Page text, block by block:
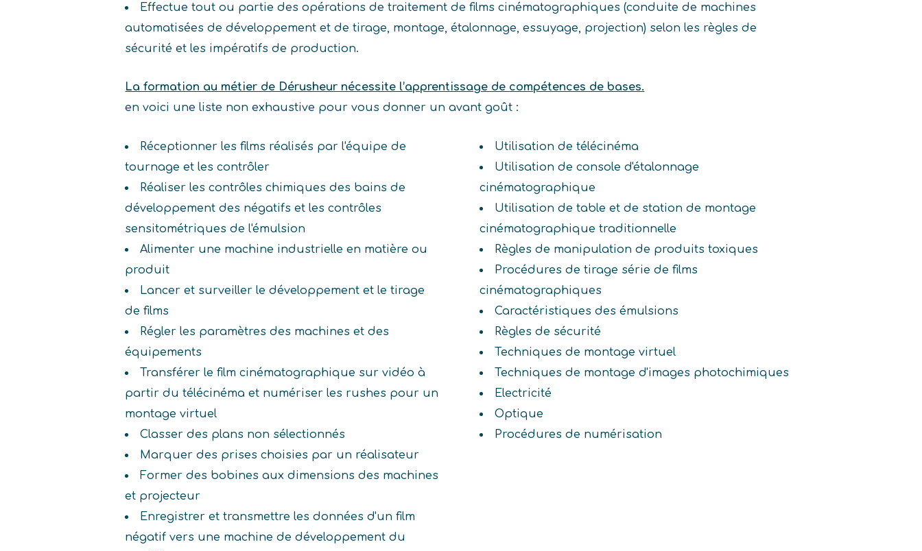
Effectue tout ou partie des opérations de traitement de films cinématographiques (conduite de machines
automatisées de développement et de tirage, montage, étalonnage, essuyage, projection) selon les règles de
sécurité et les impératifs de production.
La formation au métier de Dérusheur nécessite l’apprentissage de compétences de bases.
en voici une liste non exhaustive pour vous donner un avant goût :
Réceptionner les films réalisés par l'équipe de
tournage et les contrôler
Réaliser les contrôles chimiques des bains de
développement des négatifs et les contrôles
sensitométriques de l'émulsion
Alimenter une machine industrielle en matière ou
produit
Lancer et surveiller le développement et le tirage
de films
Régler les paramètres des machines et des
équipements
Transférer le film cinématographique sur vidéo à
partir du télécinéma et numériser les rushes pour un
montage virtuel
Classer des plans non sélectionnés
Marquer des prises choisies par un réalisateur
Former des bobines aux dimensions des machines
et projecteur
Enregistrer et transmettre les données d'un film
négatif vers une machine de développement du
Utilisation de télécinéma
Utilisation de console d'étalonnage
cinématographique
Utilisation de table et de station de montage
cinématographique traditionnelle
Règles de manipulation de produits toxiques
Procédures de tirage série de films
cinématographiques
Caractéristiques des émulsions
Règles de sécurité
Techniques de montage virtuel
Techniques de montage d'images photochimiques
Electricité
Optique
Procédures de numérisation